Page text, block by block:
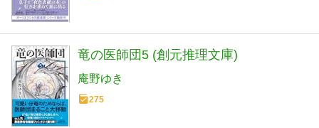
竜の医師団5 (創元推理文庫)
庵野ゆき
275